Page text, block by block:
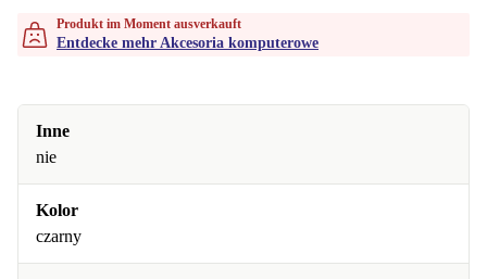
Produkt im Moment ausverkauft
Entdecke mehr Akcesoria komputerowe
Inne
nie
Kolor
czarny